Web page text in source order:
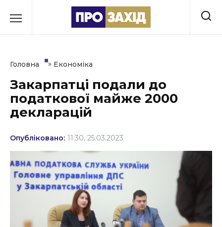
до
Культура
Освіта
Події
Політика
Соціум
Головна » Економіка
Закарпатці подали до
податкової майже 2000
декларацій
Опубліковано: 11:30, 25.03.2023